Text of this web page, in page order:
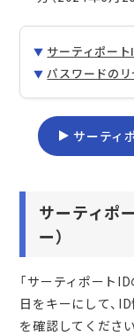
サーティポー
パスワードのリ
サーティ
サーティポ
ー）
「サーティポート
日をキーにして、
を確認してください